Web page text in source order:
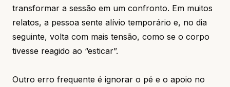
transformar a sessão em um confronto. Em muitos
relatos, a pessoa sente alívio temporário e, no dia
seguinte, volta com mais tensão, como se o corpo
tivesse reagido ao “esticar”.
Outro erro frequente é ignorar o pé e o apoio no